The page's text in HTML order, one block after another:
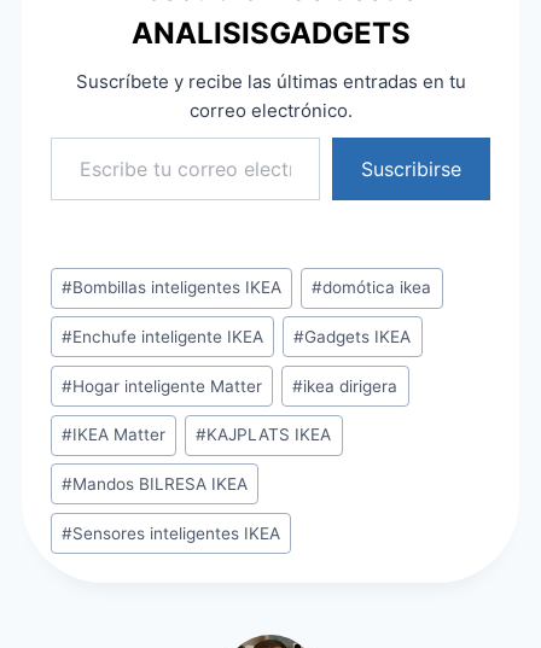
ANALISISGADGETS
Suscríbete y recibe las últimas entradas en tu
correo electrónico.
Escribe tu correo electrónico…
Suscribirse
Etiquetas
de
la
entrada:
#Bombillas inteligentes IKEA #domótica ikea
#Enchufe inteligente IKEA #Gadgets IKEA
#Hogar inteligente Matter #ikea dirigera
#IKEA Matter #KAJPLATS IKEA
#Mandos BILRESA IKEA
#Sensores inteligentes IKEA